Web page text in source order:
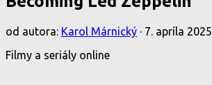
od autora: Karol Márnický · 7. apríla 2025
Filmy a seriály online